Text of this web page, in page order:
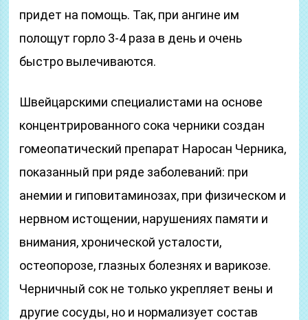
придет на помощь. Так, при ангине им
полощут горло 3-4 раза в день и очень
быстро вылечиваются.
Швейцарскими специалистами на основе
концентрированного сока черники создан
гомеопатический препарат Наросан Черника,
показанный при ряде заболеваний: при
анемии и гиповитаминозах, при физическом и
нервном истощении, нарушениях памяти и
внимания, хронической усталости,
остеопорозе, глазных болезнях и варикозе.
Черничный сок не только укрепляет вены и
другие сосуды, но и нормализует состав